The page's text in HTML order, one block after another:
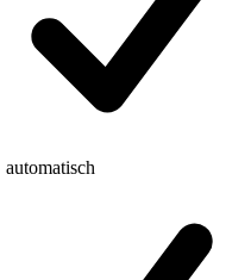
automatisch